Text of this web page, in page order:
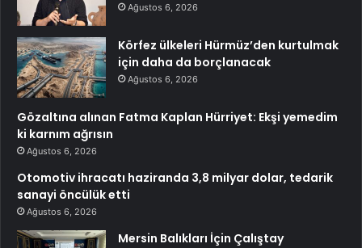
Ağustos 6, 2026
Körfez ülkeleri Hürmüz’den kurtulmak
için daha da borçlanacak
Ağustos 6, 2026
Gözaltına alınan Fatma Kaplan Hürriyet: Ekşi yemedim
ki karnım ağrısın
Ağustos 6, 2026
Otomotiv ihracatı haziranda 3,8 milyar dolar, tedarik
sanayi öncülük etti
Ağustos 6, 2026
Mersin Balıkları İçin Çalıştay